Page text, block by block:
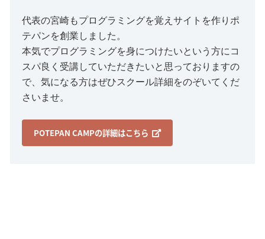
代表の宮崎もプログラミングを覚えサイトを作りポ
テパンを創業しました。
本気でプログラミングを身につけたいという方にコ
スパ良く受講していただきたいと思っておりますの
で、気になる方はぜひスクール詳細をのぞいてくだ
さいませ。
POTEPAN CAMPの詳細はこちら